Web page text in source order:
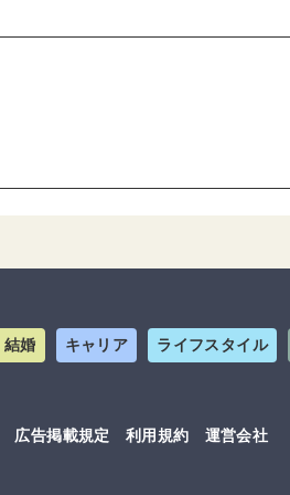
結婚 キャリア ライフスタイル
広告掲載規定 利用規約 運営会社